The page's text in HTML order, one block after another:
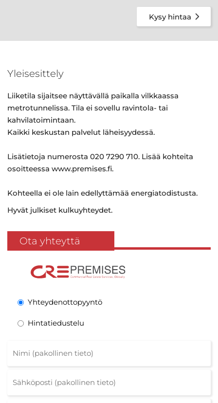
Kysy hintaa
Yleisesittely
Liiketila sijaitsee näyttävällä paikalla vilkkaassa
metrotunnelissa. Tila ei sovellu ravintola- tai
kahvilatoimintaan.
Kaikki keskustan palvelut läheisyydessä.
Lisätietoja numerosta 020 7290 710. Lisää kohteita
osoitteessa www.premises.fi.
Kohteella ei ole lain edellyttämää energiatodistusta.
Hyvät julkiset kulkuyhteydet.
Ota yhteyttä
Yhteydenottopyyntö
Hintatiedustelu